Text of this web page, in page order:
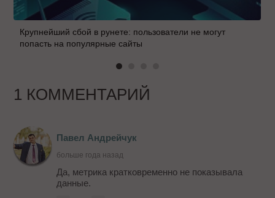
Крупнейший сбой в рунете: пользователи не могут
попасть на популярные сайты
1 КОММЕНТАРИЙ
Павел Андрейчук
больше года назад
Да, метрика кратковременно не показывала
данные.